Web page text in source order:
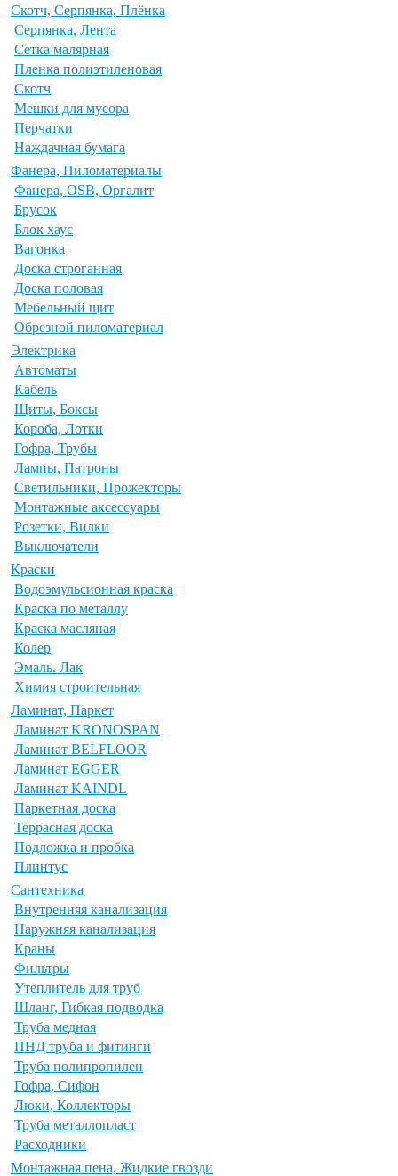
Скотч, Серпянка, Плёнка
Серпянка, Лента
Сетка малярная
Пленка полиэтиленовая
Скотч
Мешки для мусора
Перчатки
Наждачная бумага
Фанера, Пиломатериалы
Фанера, OSB, Оргалит
Брусок
Блок хаус
Вагонка
Доска строганная
Доска половая
Мебельный щит
Обрезной пиломатериал
Электрика
Автоматы
Кабель
Щиты, Боксы
Короба, Лотки
Гофра, Трубы
Лампы, Патроны
Светильники, Прожекторы
Монтажные аксессуары
Розетки, Вилки
Выключатели
Краски
Водоэмульсионная краска
Краска по металлу
Краска масляная
Колер
Эмаль. Лак
Химия строительная
Ламинат, Паркет
Ламинат KRONOSPAN
Ламинат BELFLOOR
Ламинат EGGER
Ламинат KAINDL
Паркетная доска
Террасная доска
Подложка и пробка
Плинтус
Сантехника
Внутренняя канализация
Наружняя канализация
Краны
Фильтры
Утеплитель для труб
Шланг, Гибкая подводка
Труба медная
ПНД труба и фитинги
Труба полипропилен
Гофра, Сифон
Люки, Коллекторы
Труба металлопласт
Расходники
Монтажная пена, Жидкие гвозди